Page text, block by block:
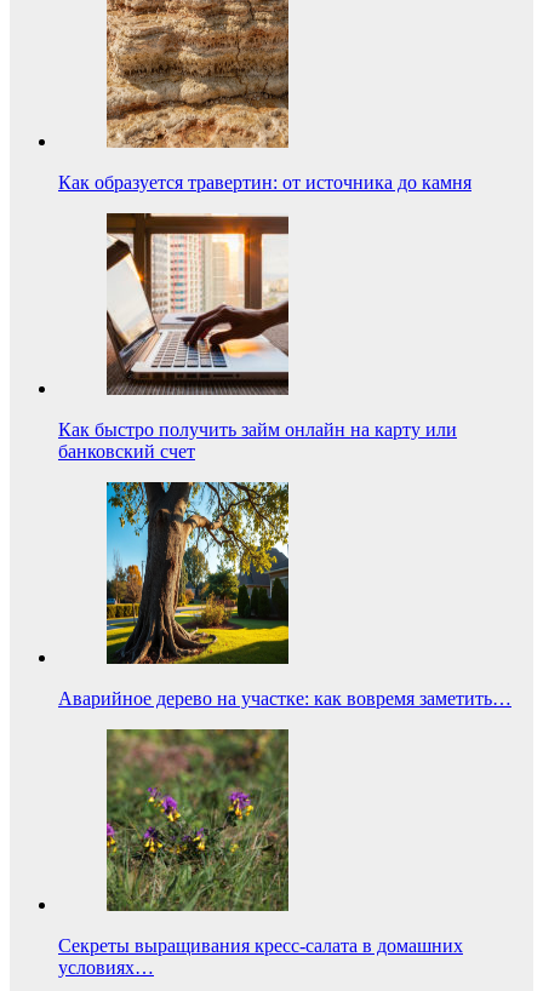
Как образуется травертин: от источника до камня
Как быстро получить займ онлайн на карту или
банковский счет
Аварийное дерево на участке: как вовремя заметить…
Секреты выращивания кресс-салата в домашних
условиях…